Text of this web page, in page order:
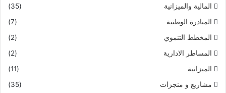
المالية والميزانية
(35)
المبادرة الوطنية
(7)
المخطط التنموي
(2)
المساطر الادارية
(2)
الميزانية
(11)
مشاريع و منجزات
(35)